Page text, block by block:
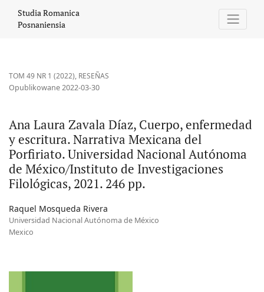
Studia Romanica
Posnaniensia
TOM 49 NR 1 (2022), RESEÑAS
Ana Laura Zavala Díaz, Cuerpo, enfermedad
y escritura. Narrativa Mexicana del
Porfiriato. Universidad Nacional Autónoma
de México/Instituto de Investigaciones
Filológicas, 2021. 246 pp.
Opublikowane 2022-03-30
Raquel Mosqueda Rivera
Universidad Nacional Autónoma de México
Mexico